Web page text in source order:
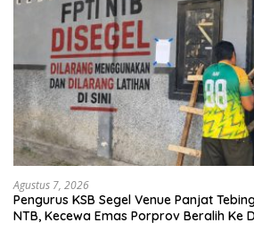
Agustus 7, 2026
Pengurus KSB Segel Venue Panjat
NTB, Kecewa Emas Porprov Beralih Ke